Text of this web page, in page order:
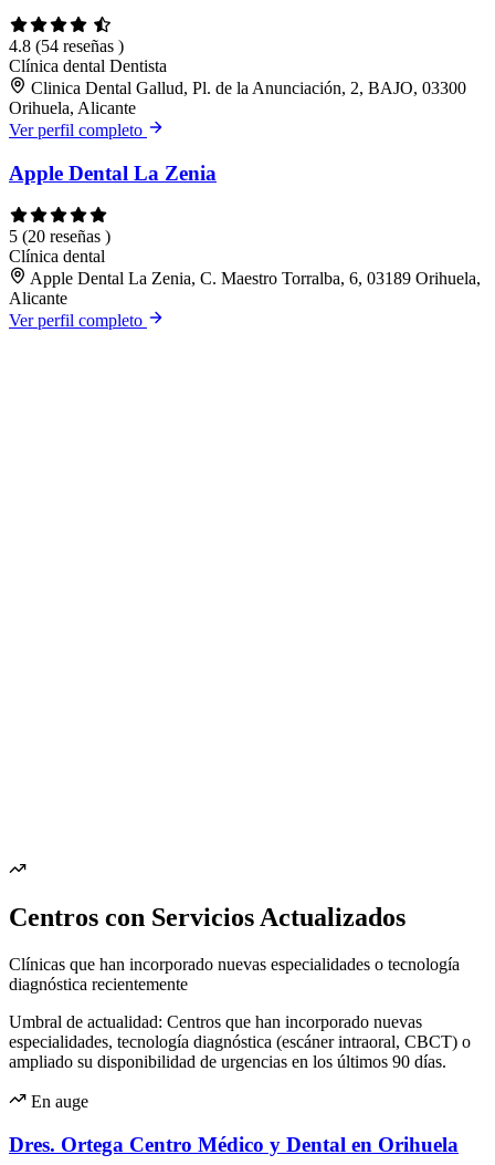
4.8 (54 reseñas )
Clínica dental Dentista
Clinica Dental Gallud, Pl. de la Anunciación, 2, BAJO, 03300
Orihuela, Alicante
Ver perfil completo
Apple Dental La Zenia
5 (20 reseñas )
Clínica dental
Apple Dental La Zenia, C. Maestro Torralba, 6, 03189 Orihuela,
Alicante
Ver perfil completo
Centros con Servicios Actualizados
Clínicas que han incorporado nuevas especialidades o tecnología
diagnóstica recientemente
Umbral de actualidad: Centros que han incorporado nuevas
especialidades, tecnología diagnóstica (escáner intraoral, CBCT) o
ampliado su disponibilidad de urgencias en los últimos 90 días.
En auge
Dres. Ortega Centro Médico y Dental en Orihuela